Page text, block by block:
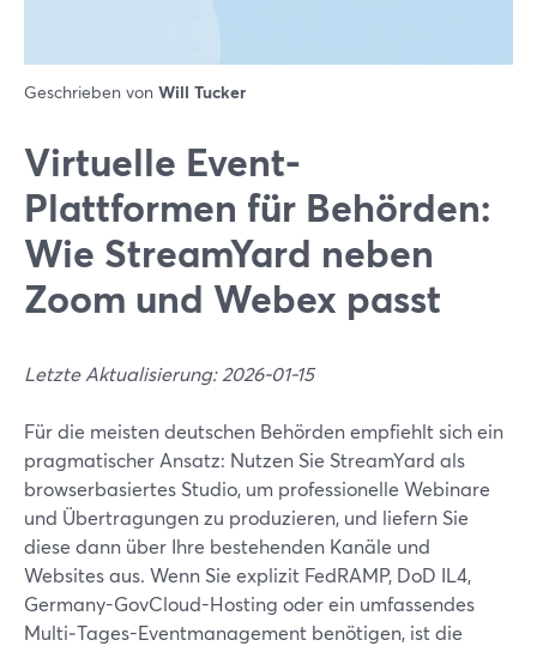
Geschrieben von Will Tucker
Virtuelle Event-
Plattformen für Behörden:
Wie StreamYard neben
Zoom und Webex passt
Letzte Aktualisierung: 2026-01-15
Für die meisten deutschen Behörden empfiehlt sich ein
pragmatischer Ansatz: Nutzen Sie StreamYard als
browserbasiertes Studio, um professionelle Webinare
und Übertragungen zu produzieren, und liefern Sie
diese dann über Ihre bestehenden Kanäle und
Websites aus. Wenn Sie explizit FedRAMP, DoD IL4,
Germany-GovCloud-Hosting oder ein umfassendes
Multi‑Tages-Eventmanagement benötigen, ist die